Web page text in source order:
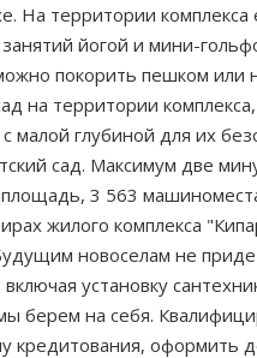
На территории комплекса
йогой и мини-
покорить пешком или
на территории
глубиной для их
сад. Максимум две
площадь, 3 563
жилого комплекса
новоселам не
установку
берем на себя.
оформить